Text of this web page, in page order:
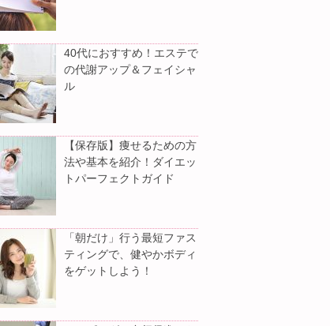
40代におすすめ！エステで
の代謝アップ＆フェイシャ
ル
【保存版】痩せるための方
法や基本を紹介！ダイエッ
トパーフェクトガイド
「朝だけ」行う最短ファス
ティングで、健やかボディ
をゲットしよう！